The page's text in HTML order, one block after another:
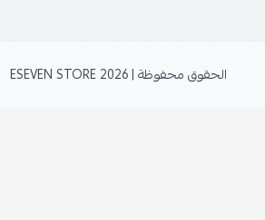
الحقوق محفوظة | 2026 ESEVEN STORE